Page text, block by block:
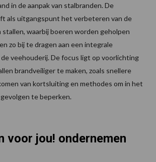
in de aanpak van stalbranden. De
als uitgangspunt het verbeteren van de
stallen, waarbij boeren worden geholpen
zo bij te dragen aan een integrale
veehouderij. De focus ligt op voorlichting
brandveiliger te maken, zoals snellere
van kortsluiting en methodes om in het
te beperken.
voor jou! ondernemen